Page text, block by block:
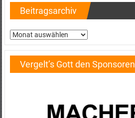
Beitragsarchiv
Beitragsarchiv
Vergelt’s Gott den Sponsoren